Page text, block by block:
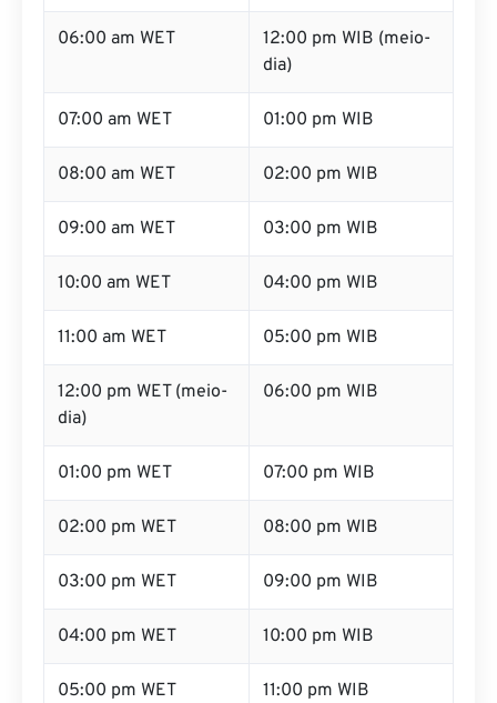
06:00 am WET
12:00 pm WIB (meio-
dia)
07:00 am WET 01:00 pm WIB
08:00 am WET 02:00 pm WIB
09:00 am WET 03:00 pm WIB
10:00 am WET 04:00 pm WIB
11:00 am WET 05:00 pm WIB
12:00 pm WET (meio-
dia)
06:00 pm WIB
01:00 pm WET 07:00 pm WIB
02:00 pm WET 08:00 pm WIB
03:00 pm WET 09:00 pm WIB
04:00 pm WET 10:00 pm WIB
05:00 pm WET 11:00 pm WIB